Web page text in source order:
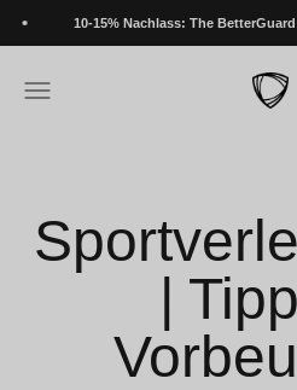
10-15% Nachlass: The BetterGuard
Navigationsmenü öffnen
|